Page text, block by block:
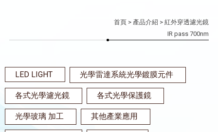
首頁 > 產品介紹 > 紅外穿透濾光鏡
IR pass 700nm
LED LIGHT 光學雷達系統光學鍍膜元件
各式光學濾光鏡 各式光學保護鏡
光學玻璃 加工 其他產業應用